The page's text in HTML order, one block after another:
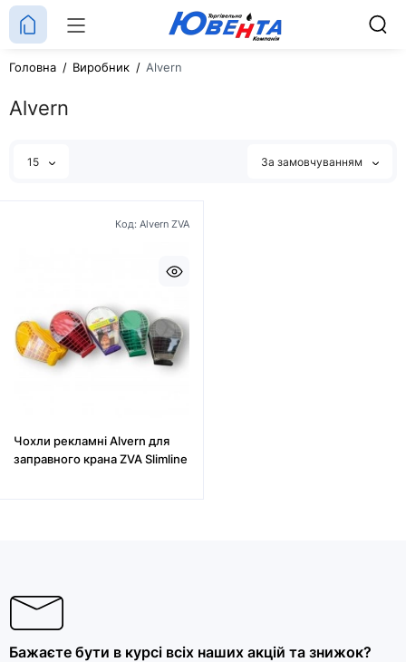
Головна Виробник Alvern
Alvern
15 За замовчуванням
Код: Alvern ZVA
Чохли рекламні Alvern для
заправного крана ZVA Slimline
Бажаєте бути в курсі всіх наших акцій та знижок?